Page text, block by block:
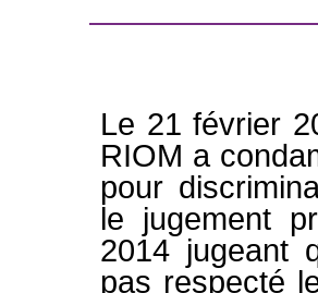
Le 21 février
RIOM a
pour
le jugement
2014 jugeant
pas respecté